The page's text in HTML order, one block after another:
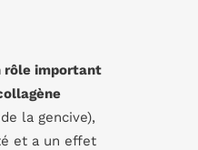
rôle important
la gencive),
et a un effet